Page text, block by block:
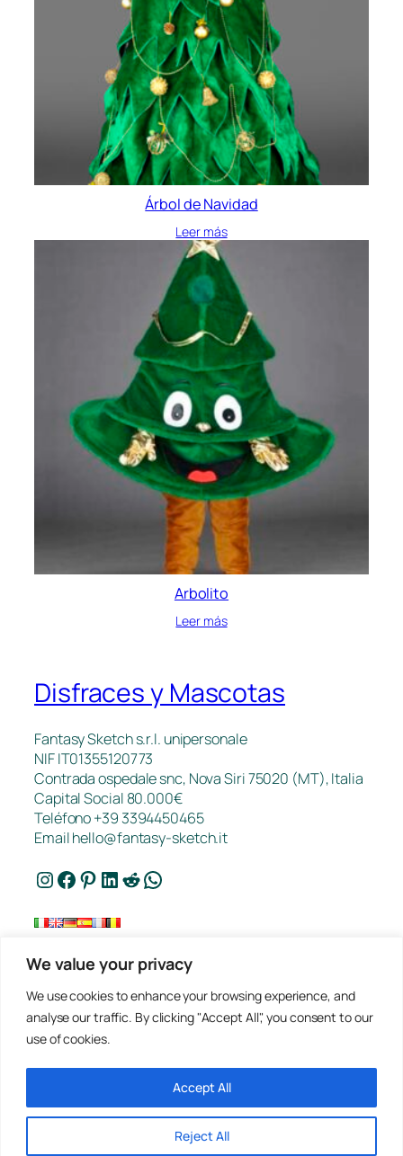
We value your privacy
We use cookies to enhance your browsing experience, and
analyse our traffic. By clicking "Accept All", you consent to our
use of cookies.
Reject All
Accept All
Árbol de Navidad
Leer más
Arbolito
Leer más
Disfraces y Mascotas
Fantasy Sketch s.r.l. unipersonale
NIF IT01355120773
Contrada ospedale snc, Nova Siri 75020 (MT), Italia
Capital Social 80.000€
Teléfono +39 3394450465
Emailhello@fantasy-sketch.it
Instagram Facebook Pinterest LinkedIn Reddit WhatsApp
FAQ
Trabajos
Política de Privacidad